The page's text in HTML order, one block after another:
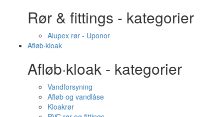
Rør & fittings - kategorier
Alupex rør - Uponor
Afløb·kloak
Afløb·kloak - kategorier
Vandforsyning
Afløb og vandlåse
Kloakrør